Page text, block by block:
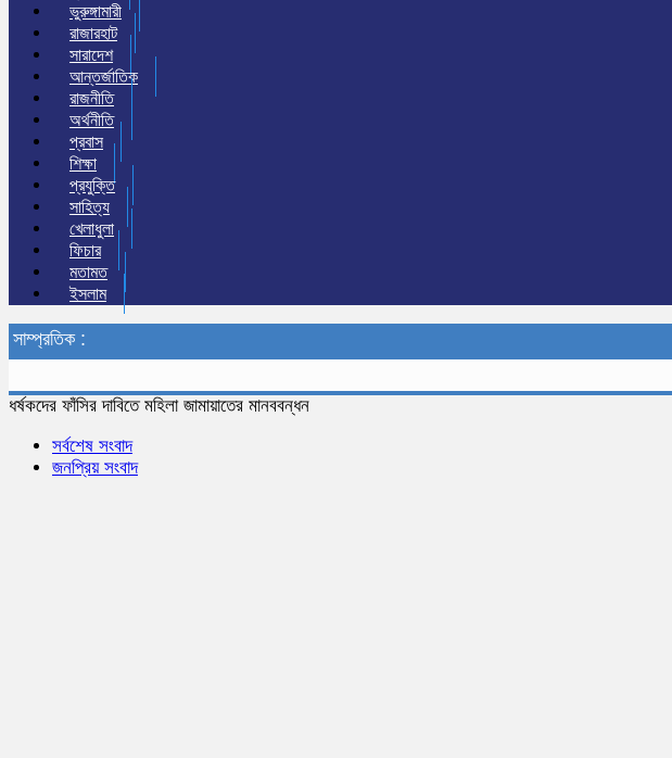
ভুরুঙ্গামারী
রাজারহাট
সারাদেশ
আন্তর্জাতিক
রাজনীতি
অর্থনীতি
প্রবাস
শিক্ষা
প্রযুক্তি
সাহিত্য
খেলাধুলা
ফিচার
মতামত
ইসলাম
সাম্প্রতিক :
ধর্ষকদের ফাঁসির দাবিতে মহিলা জামায়াতের মানববন্ধন
সর্বশেষ সংবাদ
জনপ্রিয় সংবাদ